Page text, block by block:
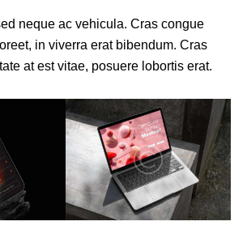
neque ac vehicula. Cras congue
in viverra erat bibendum. Cras
at est vitae, posuere lobortis erat.